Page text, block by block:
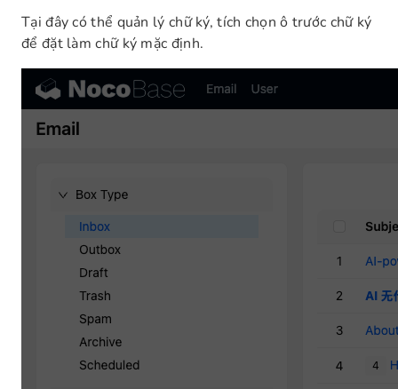
Tại đây có thể quản lý chữ ký, tích chọn ô trước chữ ký
để đặt làm chữ ký mặc định.